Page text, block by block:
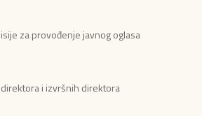
za provođenje javnog oglasa
i izvršnih direktora